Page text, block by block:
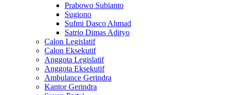
Prabowo Subianto
Sugiono
Sufmi Dasco Ahmad
Satrio Dimas Adityo
Calon Legislatif
Calon Eksekutif
Anggota Legislatif
Anggota Eksekutif
Ambulance Gerindra
Kantor Gerindra